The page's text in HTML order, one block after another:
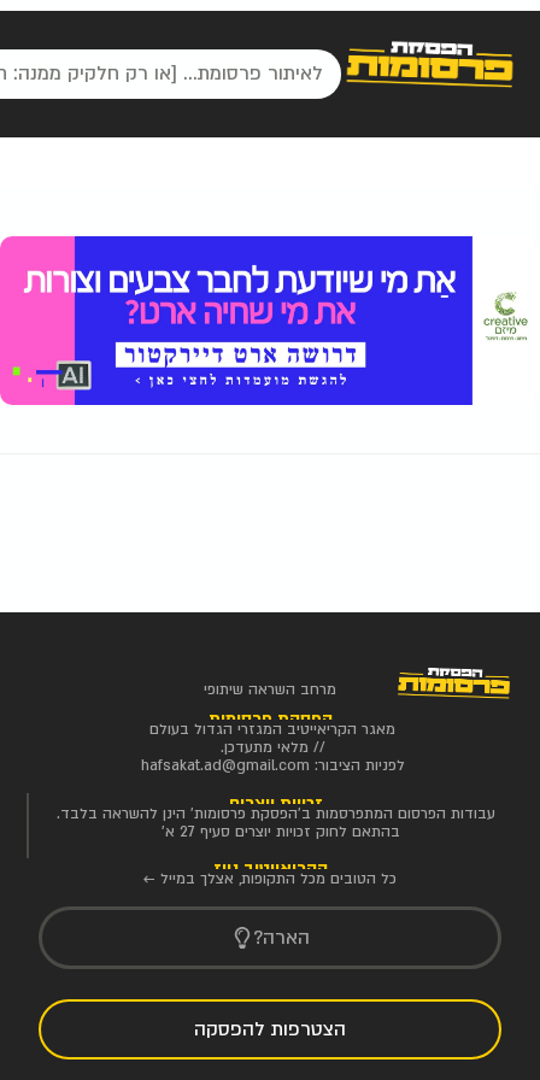
מרחב השראה שיתופי
הפסקת פרסומות
מאגר הקריאייטיב המגזרי הגדול בעולם
// מלאי מתעדכן.
לפניות הציבור: hafsakat.ad@gmail.com
זכויות יוצרים
עבודות הפרסום המתפרסמות ב'הפסקת פרסומות' הינן להשראה בלבד.
בהתאם לחוק זכויות יוצרים סעיף 27 א'
הקריאייטיב ניוז
כל הטובים מכל התקופות, אצלך במייל ←
הארה?
הצטרפות להפסקה